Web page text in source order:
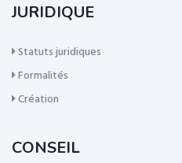
JURIDIQUE
Statuts juridiques
Formalités
Création
CONSEIL